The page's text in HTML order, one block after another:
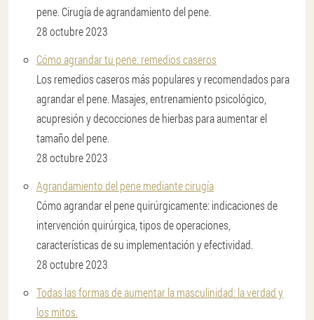
pene. Cirugía de agrandamiento del pene.
28 octubre 2023
Cómo agrandar tu pene: remedios caseros
Los remedios caseros más populares y recomendados para
agrandar el pene. Masajes, entrenamiento psicológico,
acupresión y decocciones de hierbas para aumentar el
tamaño del pene.
28 octubre 2023
Agrandamiento del pene mediante cirugía
Cómo agrandar el pene quirúrgicamente: indicaciones de
intervención quirúrgica, tipos de operaciones,
características de su implementación y efectividad.
28 octubre 2023
Todas las formas de aumentar la masculinidad: la verdad y
los mitos.